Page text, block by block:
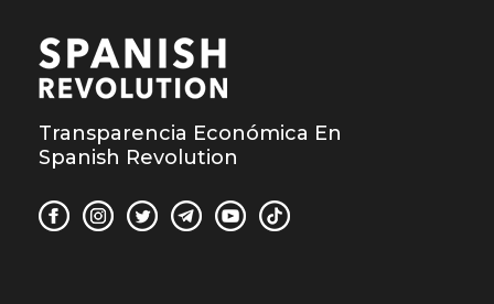
Transparencia Económica En
Spanish Revolution